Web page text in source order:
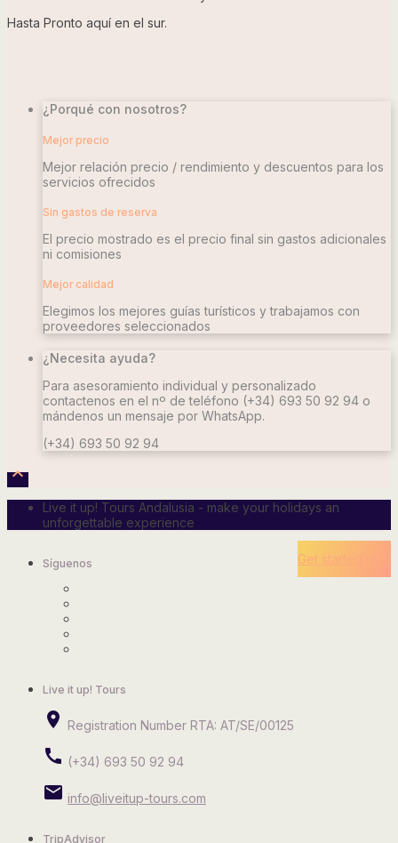
Hasta Pronto aquí en el sur.
¿Porqué con nosotros?
Mejor precio
Mejor relación precio / rendimiento y descuentos para los
servicios ofrecidos
Sin gastos de reserva
El precio mostrado es el precio final sin gastos adicionales
ni comisiones
Mejor calidad
Elegimos los mejores guías turísticos y trabajamos con
proveedores seleccionados
¿Necesita ayuda?
Para asesoramiento individual y personalizado
contactenos en el nº de teléfono (+34) 693 50 92 94 o
mándenos un mensaje por WhatsApp.
(+34) 693 50 92 94

Live it up! Tours Andalusia - make your holidays an
unforgettable experience
Get started now
Síguenos
Live it up! Tours
place Registration Number RTA: AT/SE/00125
call (+34) 693 50 92 94
email info@liveitup-tours.com
TripAdvisor